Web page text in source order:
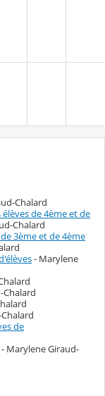
Chalard
de 4ème et de
Chalard
3ème et de 4ème
- Marylene
Chalard
de
- Marylene Giraud-